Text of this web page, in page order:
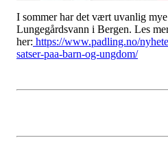
I sommer har det vært uvanlig
Lungegårdsvann i Bergen. Les
her: https://www.padling.no/
satser-paa-barn-og-ungdom/